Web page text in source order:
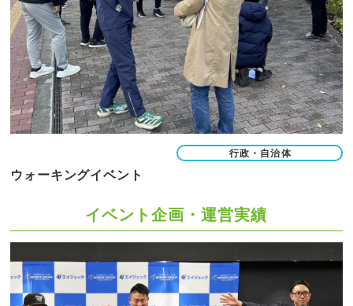
行政・自治体
ウォーキングイベント
イベント企画・運営実績